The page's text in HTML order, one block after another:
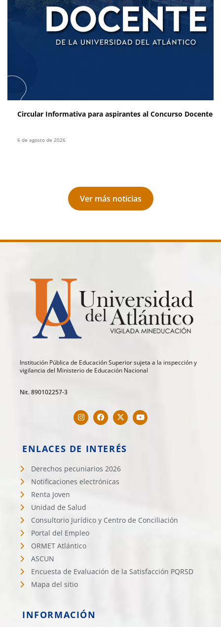
Leer más
Circular Informativa para aspirantes al Concurso Docente
6 de agosto de 2026
Ver más noticias
Institución Pública de Educación Superior sujeta a la inspección y
vigilancia del Ministerio de Educación Nacional
Nit. 890102257-3
ENLACES DE INTERÉS
Derechos pecuniarios 2026
Notificaciones electrónicas
Renta Joven
Unidad de Salud
Consultorio Jurídico y Centro de Conciliación
Portal del Empleo
ORMET Atlántico
ASCUN
Encuesta de Evaluación de la Satisfacción PQRSD
Mapa del sitio
INFORMACIÓN